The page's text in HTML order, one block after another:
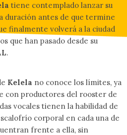
tiene contemplado lanzar su
duración antes de que termine
finalmente volverá a la ciudad
que han pasado desde su
.
Kelela no conoce los límites, ya
con productores del rooster de
vocales tienen la habilidad de
corporal en cada una de
frente a ella, sin